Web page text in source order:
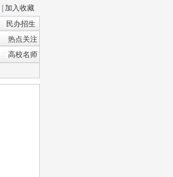
加入收藏
民办招生
热点关注
高校名师